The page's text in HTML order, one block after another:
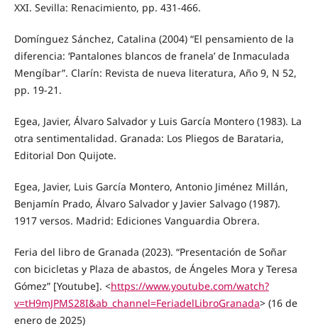
XXI. Sevilla: Renacimiento, pp. 431-466.
Domínguez Sánchez, Catalina (2004) “El pensamiento de la
diferencia: ‘Pantalones blancos de franela’ de Inmaculada
Mengíbar”. Clarín: Revista de nueva literatura, Año 9, N 52,
pp. 19-21.
Egea, Javier, Álvaro Salvador y Luis García Montero (1983). La
otra sentimentalidad. Granada: Los Pliegos de Barataria,
Editorial Don Quijote.
Egea, Javier, Luis García Montero, Antonio Jiménez Millán,
Benjamín Prado, Álvaro Salvador y Javier Salvago (1987).
1917 versos. Madrid: Ediciones Vanguardia Obrera.
Feria del libro de Granada (2023). “Presentación de Soñar
con bicicletas y Plaza de abastos, de Ángeles Mora y Teresa
Gómez” [Youtube]. <https://www.youtube.com/watch?
v=tH9mJPMS28I&ab_channel=FeriadelLibroGranada> (16 de
enero de 2025)